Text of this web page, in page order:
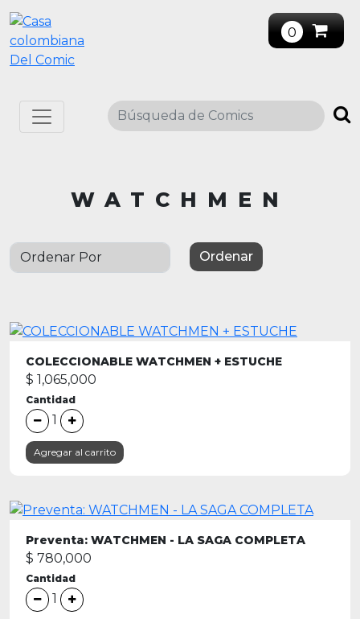
0
WATCHMEN
COLECCIONABLE WATCHMEN + ESTUCHE
$ 1,065,000
Cantidad
1
Agregar al carrito
Preventa: WATCHMEN - LA SAGA COMPLETA
$ 780,000
Cantidad
1